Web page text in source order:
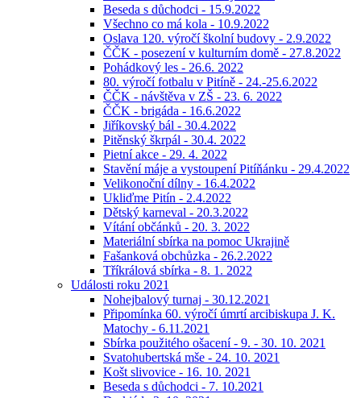
Beseda s důchodci - 15.9.2022
Všechno co má kola - 10.9.2022
Oslava 120. výročí školní budovy - 2.9.2022
ČČK - posezení v kulturním domě - 27.8.2022
Pohádkový les - 26.6. 2022
80. výročí fotbalu v Pitíně - 24.-25.6.2022
ČČK - návštěva v ZŠ - 23. 6. 2022
ČČK - brigáda - 16.6.2022
Jiříkovský bál - 30.4.2022
Pitěnský škrpál - 30.4. 2022
Pietní akce - 29. 4. 2022
Stavění máje a vystoupení Pitíňánku - 29.4.2022
Velikonoční dílny - 16.4.2022
Ukliďme Pitín - 2.4.2022
Dětský karneval - 20.3.2022
Vítání občánků - 20. 3. 2022
Materiální sbírka na pomoc Ukrajině
Fašanková obchůzka - 26.2.2022
Tříkrálová sbírka - 8. 1. 2022
Události roku 2021
Nohejbalový turnaj - 30.12.2021
Připomínka 60. výročí úmrtí arcibiskupa J. K.
Matochy - 6.11.2021
Sbírka použitého ošacení - 9. - 30. 10. 2021
Svatohubertská mše - 24. 10. 2021
Košt slivovice - 16. 10. 2021
Beseda s důchodci - 7. 10.2021